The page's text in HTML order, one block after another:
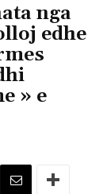
nga
edhe
» e